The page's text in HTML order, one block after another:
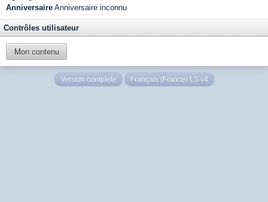
Anniversaire Anniversaire inconnu
Contrôles utilisateur
Mon contenu
Version complète Français (France) LS v4